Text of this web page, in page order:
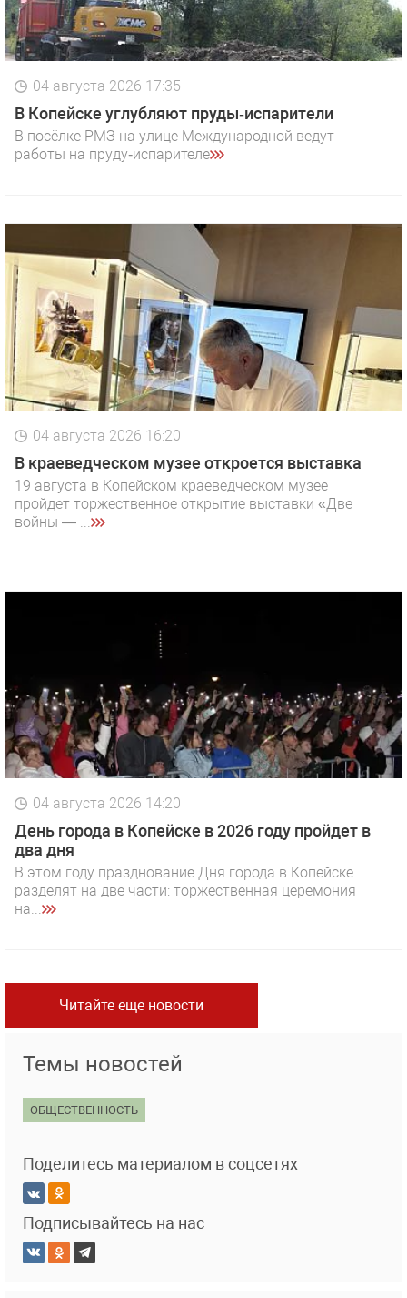
04 августа 2026 17:35
В Копейске углубляют пруды‑испарители
В посёлке РМЗ на улице Международной ведут
работы на пруду‑испарителе
04 августа 2026 16:20
В краеведческом музее откроется выставка
19 августа в Копейском краеведческом музее
пройдет торжественное открытие выставки «Две
войны — ...
04 августа 2026 14:20
День города в Копейске в 2026 году пройдет в
два дня
В этом году празднование Дня города в Копейске
разделят на две части: торжественная церемония
на...
Читайте еще новости
Темы новостей
ОБЩЕСТВЕННОСТЬ
Поделитесь материалом в соцсетях
Подписывайтесь на нас